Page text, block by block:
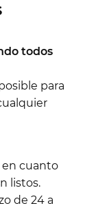
todos
para
en cuanto
listos.
de 24 a